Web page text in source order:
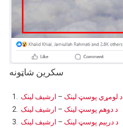
سکرین شاټونه
د لومړي پوسټ لینک – ارشیف لینک
د دوهم پوسټ لینک – ارشیف لینک
د درېیم پوسټ لینک – ارشیف لینک